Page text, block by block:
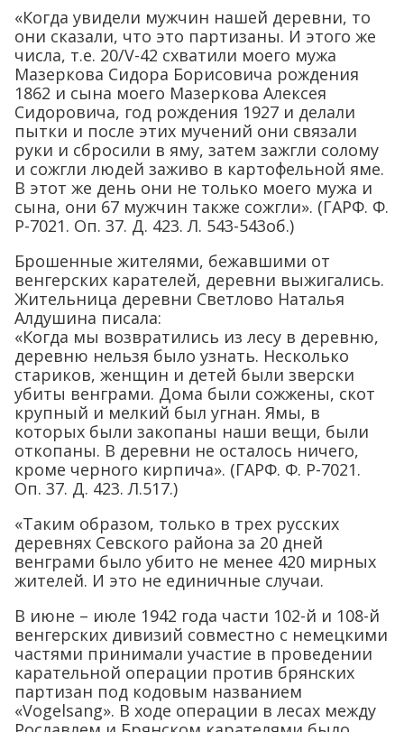
«Когда увидели мужчин нашей деревни, то
они сказали, что это партизаны. И этого же
числа, т.е. 20/V-42 схватили моего мужа
Мазеркова Сидора Борисовича рождения
1862 и сына моего Мазеркова Алексея
Сидоровича, год рождения 1927 и делали
пытки и после этих мучений они связали
руки и сбросили в яму, затем зажгли солому
и сожгли людей заживо в картофельной яме.
В этот же день они не только моего мужа и
сына, они 67 мужчин также сожгли». (ГАРФ. Ф.
Р-7021. Оп. 37. Д. 423. Л. 543-543об.)
Брошенные жителями, бежавшими от
венгерских карателей, деревни выжигались.
Жительница деревни Светлово Наталья
Алдушина писала:
«Когда мы возвратились из лесу в деревню,
деревню нельзя было узнать. Несколько
стариков, женщин и детей были зверски
убиты венграми. Дома были сожжены, скот
крупный и мелкий был угнан. Ямы, в
которых были закопаны наши вещи, были
откопаны. В деревни не осталось ничего,
кроме черного кирпича». (ГАРФ. Ф. Р-7021.
Оп. 37. Д. 423. Л.517.)
«Таким образом, только в трех русских
деревнях Севского района за 20 дней
венграми было убито не менее 420 мирных
жителей. И это не единичные случаи.
В июне – июле 1942 года части 102-й и 108-й
венгерских дивизий совместно с немецкими
частями принимали участие в проведении
карательной операции против брянских
партизан под кодовым названием
«Vogelsang». В ходе операции в лесах между